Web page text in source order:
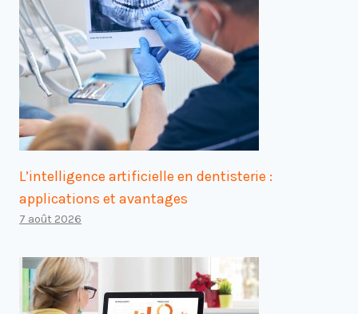
L’intelligence artificielle en dentisterie :
applications et avantages
7 août 2026